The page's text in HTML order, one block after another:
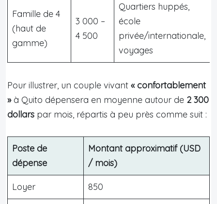
Famille de 4
(haut de
gamme)
3 000 –
4 500
Quartiers huppés,
école
privée/internationale,
voyages
Pour illustrer, un couple vivant « confortablement
»à Quito dépensera en moyenne autour de 2 300
dollars par mois, répartis à peu près comme suit :
Poste de
dépense
Montant approximatif (USD
/ mois)
Loyer 850